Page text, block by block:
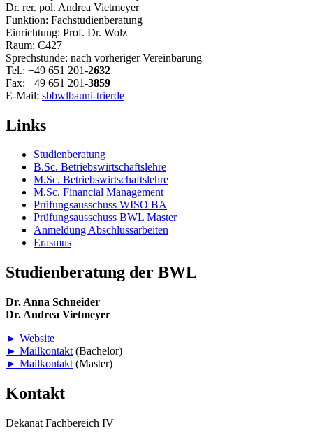
Dr. rer. pol. Andrea Vietmeyer
Funktion: Fachstudienberatung
Einrichtung: Prof. Dr. Wolz
Raum: C427
Sprechstunde: nach vorheriger Vereinbarung
Tel.: +49 651 201-2632
Fax: +49 651 201-3859
E-Mail: sbbwlbauni-trierde
Links
Studienberatung
B.Sc. Betriebswirtschaftslehre
M.Sc. Betriebswirtschaftslehre
M.Sc. Financial Management
Prüfungsausschuss WISO BA
Prüfungsausschuss BWL Master
Anmeldung Abschlussarbeiten
Erasmus
Studienberatung der BWL
Dr. Anna Schneider
Dr. Andrea Vietmeyer
► Website
► Mailkontakt (Bachelor)
► Mailkontakt (Master)
Kontakt
Dekanat Fachbereich IV